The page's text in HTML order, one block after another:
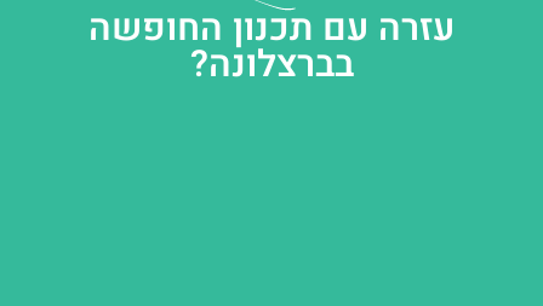
עזרה עם תכנון החופשה
בברצלונה?